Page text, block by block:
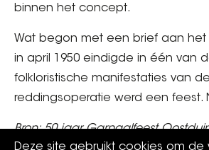
binnen het concept.
Wat begon met een brief aan
in april 1950 eindigde in één van
folkloristische manifestaties van
reddingsoperatie werd een feest.
Bron: 50 jaar Garnaalfeest
Deze site gebruikt cookies om de